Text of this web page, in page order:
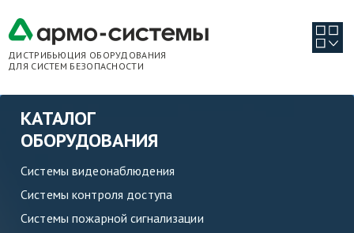
ДИСТРИБЬЮЦИЯ ОБОРУДОВАНИЯ
ДЛЯ СИСТЕМ БЕЗОПАСНОСТИ
КАТАЛОГ
ОБОРУДОВАНИЯ
Системы видеонаблюдения
Системы контроля доступа
Системы пожарной сигнализации